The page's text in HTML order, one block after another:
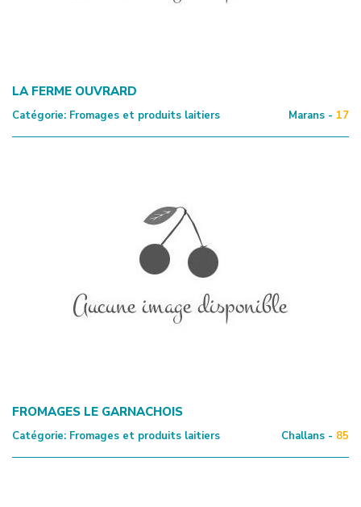
LA FERME OUVRARD
Catégorie: Fromages et produits laitiers Marans - 17
FROMAGES LE GARNACHOIS
Catégorie: Fromages et produits laitiers Challans - 85